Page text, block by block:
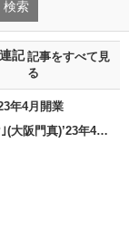
記 記事をすべて見
る
年4月開業
三井不動産news｜2SC複合型｢ららぽーと&MOP｣(大阪門真)’23年4月開業